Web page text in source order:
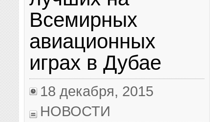
Всемирных
авиационных
играх в Дубае
18 декабря, 2015
НОВОСТИ